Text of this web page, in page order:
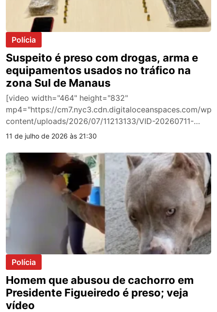
Polícia
Suspeito é preso com drogas, arma e
equipamentos usados no tráfico na
zona Sul de Manaus
[video width="464" height="832"
mp4="https://cm7.nyc3.cdn.digitaloceanspaces.com/wp-
content/uploads/2026/07/11213133/VID-20260711-
WA0082.mp4"][/video] Ação da Polícia Militar ocorreu
cocaína, oxi, arma…
11 de julho de 2026 às 21:30
Polícia
Homem que abusou de cachorro em
Presidente Figueiredo é preso; veja
vídeo